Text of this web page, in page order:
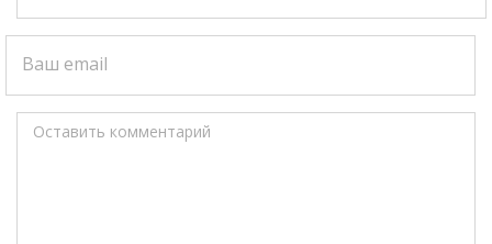
Ваш email
Оставить комментарий